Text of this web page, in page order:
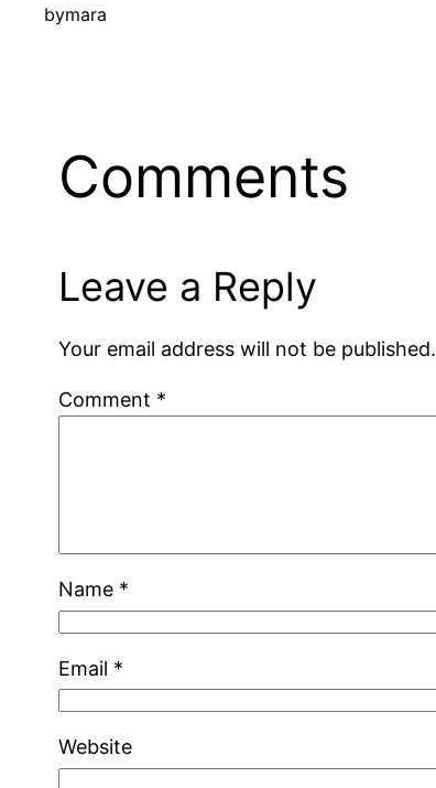
bymara
Comments
Leave a Reply
Your email address will not be published.
Comment *
Name *
Email *
Website